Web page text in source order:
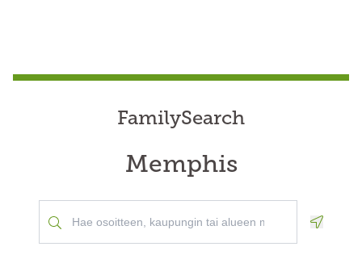
FamilySearch
Memphis